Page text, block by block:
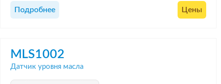
Подробнее Цены
MLS1002
Датчик уровня масла